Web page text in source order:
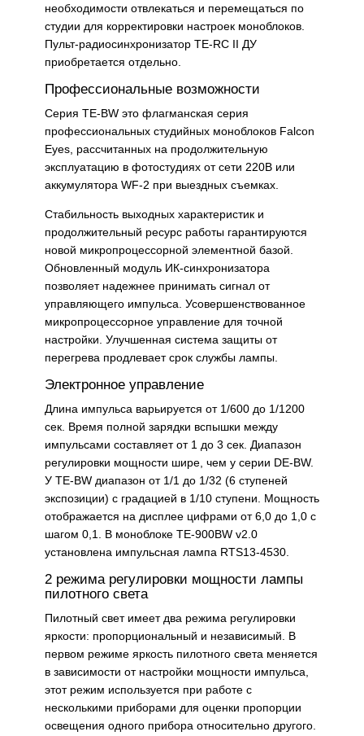
необходимости отвлекаться и перемещаться по
студии для корректировки настроек моноблоков.
Пульт-радиосинхронизатор TE-RC II ДУ
приобретается отдельно.
Профессиональные возможности
Серия TE-BW это флагманская серия
профессиональных студийных моноблоков Falcon
Eyes, рассчитанных на продолжительную
эксплуатацию в фотостудиях от сети 220В или
аккумулятора WF-2 при выездных съемках.
Стабильность выходных характеристик и
продолжительный ресурс работы гарантируются
новой микропроцессорной элементной базой.
Обновленный модуль ИК-синхронизатора
позволяет надежнее принимать сигнал от
управляющего импульса. Усовершенствованное
микропроцессорное управление для точной
настройки. Улучшенная система защиты от
перегрева продлевает срок службы лампы.
Электронное управление
Длина импульса варьируется от 1/600 до 1/1200
сек. Время полной зарядки вспышки между
импульсами составляет от 1 до 3 сек. Диапазон
регулировки мощности шире, чем у серии DE-BW.
У TE-BW диапазон от 1/1 до 1/32 (6 ступеней
экспозиции) с градацией в 1/10 ступени. Мощность
отображается на дисплее цифрами от 6,0 до 1,0 с
шагом 0,1. В моноблоке TE-900BW v2.0
установлена импульсная лампа RTS13-4530.
2 режима регулировки мощности лампы
пилотного света
Пилотный свет имеет два режима регулировки
яркости: пропорциональный и независимый. В
первом режиме яркость пилотного света меняется
в зависимости от настройки мощности импульса,
этот режим используется при работе с
несколькими приборами для оценки пропорции
освещения одного прибора относительно другого.